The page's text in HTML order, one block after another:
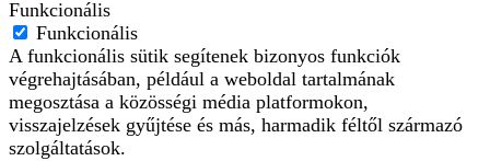
Funkcionális
Funkcionális
A funkcionális sütik segítenek bizonyos funkciók
végrehajtásában, például a weboldal tartalmának
megosztása a közösségi média platformokon,
visszajelzések gyűjtése és más, harmadik féltől származó
szolgáltatások.